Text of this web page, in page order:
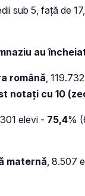
sub 5, față de
au
română,
notați cu 10
elevi - 75,4%
maternă, 8.507